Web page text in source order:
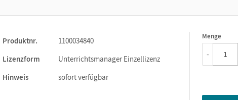
Produktnr.
1100034840
Lizenzform
Unterrichtsmanager Einzellizenz
Hinweis
sofort verfügbar
Menge
1
-